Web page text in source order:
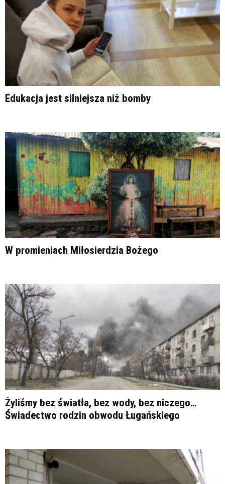
Edukacja jest silniejsza niż bomby
W promieniach Miłosierdzia Bożego
Żyliśmy bez światła, bez wody, bez niczego…
Świadectwo rodzin obwodu Ługańskiego